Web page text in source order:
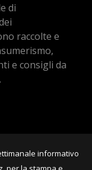
di
raccolte e
e consigli da
informativo